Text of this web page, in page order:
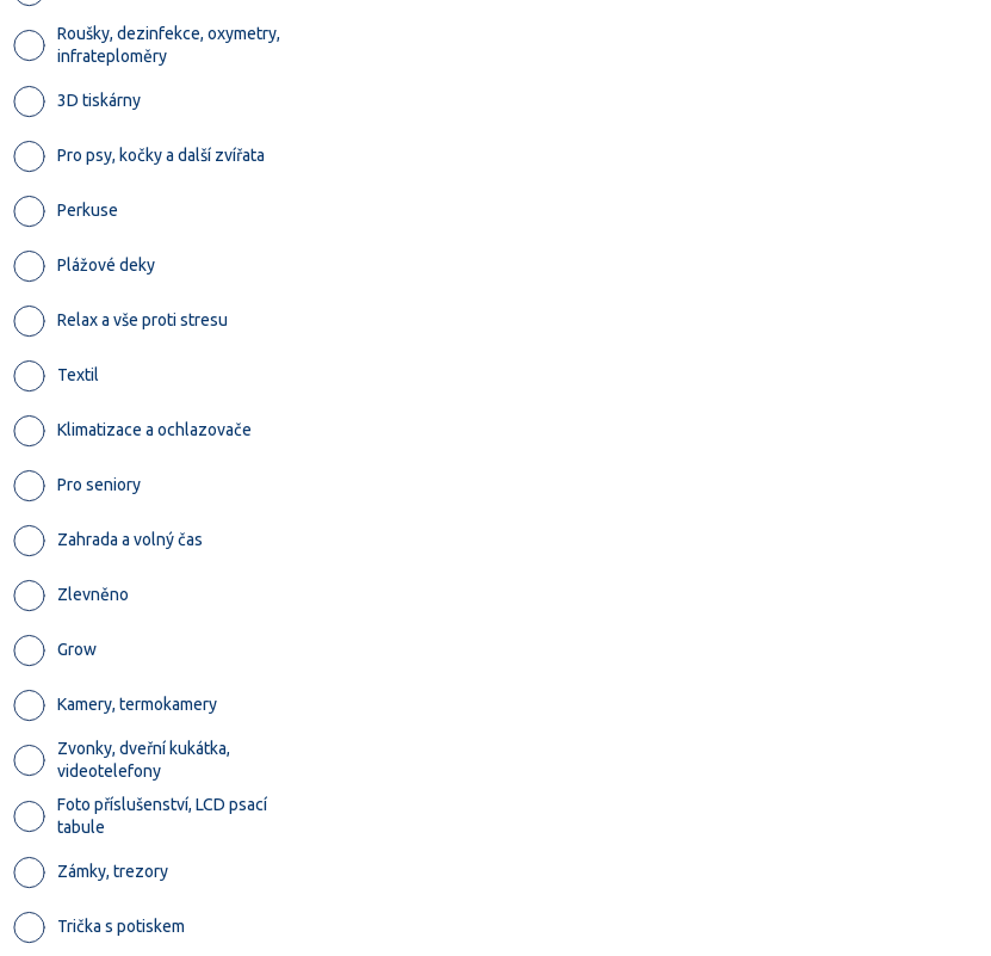
Roušky, dezinfekce, oxymetry,
infrateploměry
3D tiskárny
Pro psy, kočky a další zvířata
Perkuse
Plážové deky
Relax a vše proti stresu
Textil
Klimatizace a ochlazovače
Pro seniory
Zahrada a volný čas
Zlevněno
Grow
Kamery, termokamery
Zvonky, dveřní kukátka,
videotelefony
Foto příslušenství, LCD psací
tabule
Zámky, trezory
Trička s potiskem